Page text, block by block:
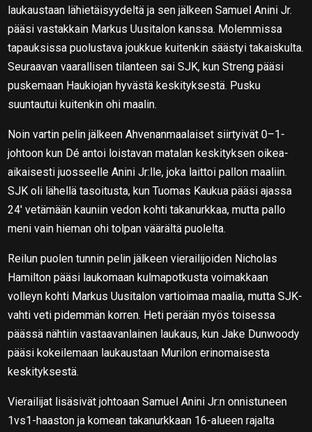
laukaustaan lähietäisyydeltä ja sen jälkeen Samuel Anini Jr.
pääsi vastakkain Markus Uusitalon kanssa. Molemmissa
tapauksissa puolustava joukkue kuitenkin säästyi takaiskulta.
Seuraavan vaarallisen tilanteen sai SJK, kun Streng pääsi
puskemaan Haukiojan hyvästä keskityksestä. Pusku
suuntautui kuitenkin ohi maalin.
Noin vartin pelin jälkeen Ahvenanmaalaiset siirtyivät 0–1-
johtoon kun Dé antoi loistavan matalan keskityksen oikea-
aikaisesti juosseelle Anini Jr:lle, joka laittoi pallon maaliin.
SJK oli lähellä tasoitusta, kun Tuomas Kaukua pääsi ajassa
24′ vetämään kauniin vedon kohti takanurkkaa, mutta pallo
meni vain hieman ohi tolpan väärältä puolelta.
Reilun puolen tunnin pelin jälkeen vierailijoiden Nicholas
Hamilton pääsi laukomaan kulmapotkusta voimakkaan
volleyn kohti Markus Uusitalon vartioimaa maalia, mutta SJK-
vahti veti pidemmän korren. Heti perään myös toisessa
päässä nähtiin vastaavanlainen laukaus, kun Jake Dunwoody
pääsi kokeilemaan laukaustaan Murilon erinomaisesta
keskityksestä.
Vierailijat lisäsivät johtoaan Samuel Anini Jr:n onnistuneen
1vs1-haaston ja komean takanurkkaan 16-alueen rajalta